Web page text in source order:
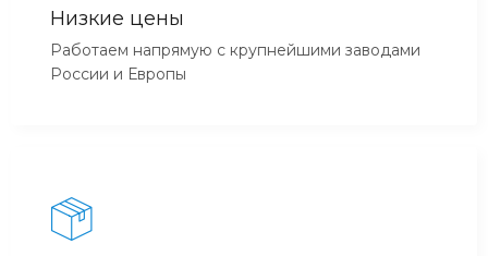
Низкие цены
Работаем напрямую с крупнейшими заводами
России и Европы